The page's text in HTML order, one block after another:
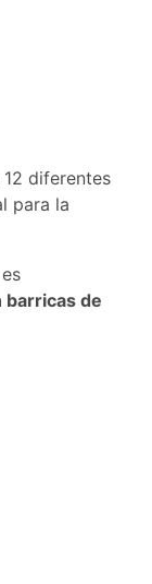
diferentes
para la
barricas de